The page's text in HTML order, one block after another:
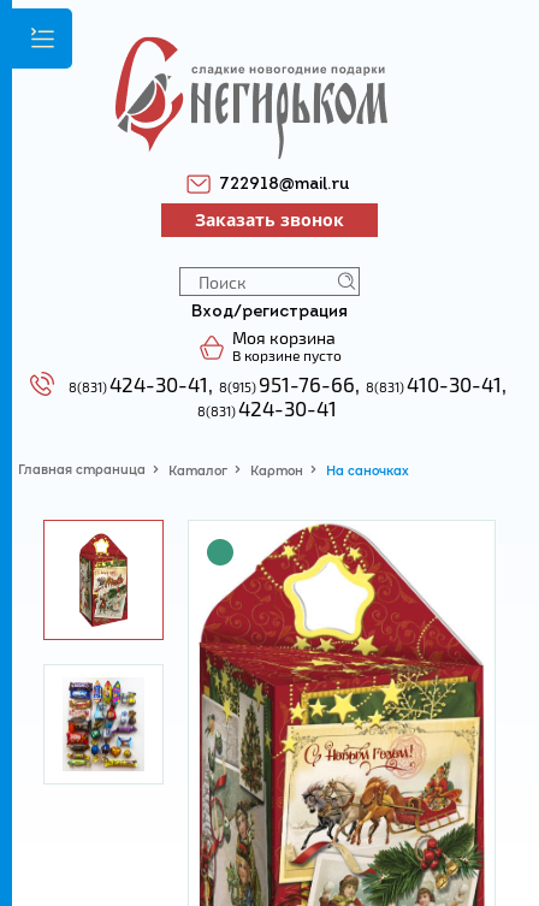
722918@mail.ru
Заказать звонок
Вход/регистрация
Моя корзина
В корзине пусто
8(831)424-30-41, 8(915) 951-76-66, 8(831)410-30-41
8(831)424-30-41
Главная страница Каталог Картон На саночках